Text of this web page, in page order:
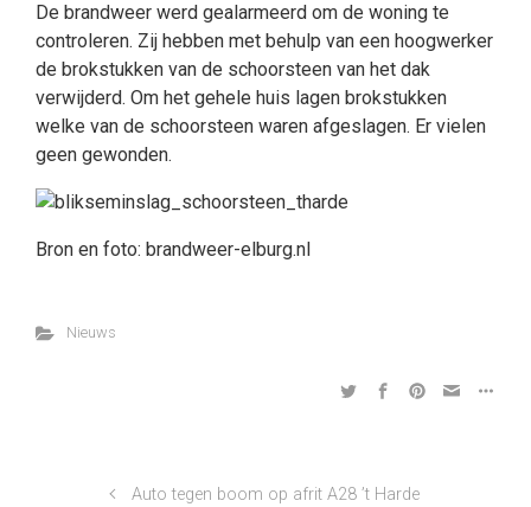
De brandweer werd gealarmeerd om de woning te
controleren. Zij hebben met behulp van een hoogwerker
de brokstukken van de schoorsteen van het dak
verwijderd. Om het gehele huis lagen brokstukken
welke van de schoorsteen waren afgeslagen. Er vielen
geen gewonden.
Bron en foto: brandweer-elburg.nl
Nieuws
Auto tegen boom op afrit A28 ’t Harde